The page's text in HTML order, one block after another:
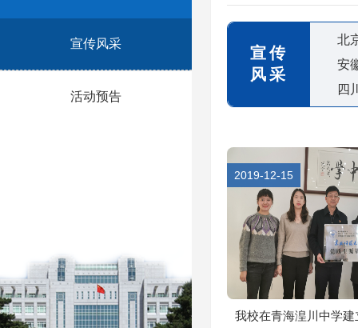
宣传风采
活动预告
宣传
风采
北
安
四
我校在青海湟川中学
2019-12-15